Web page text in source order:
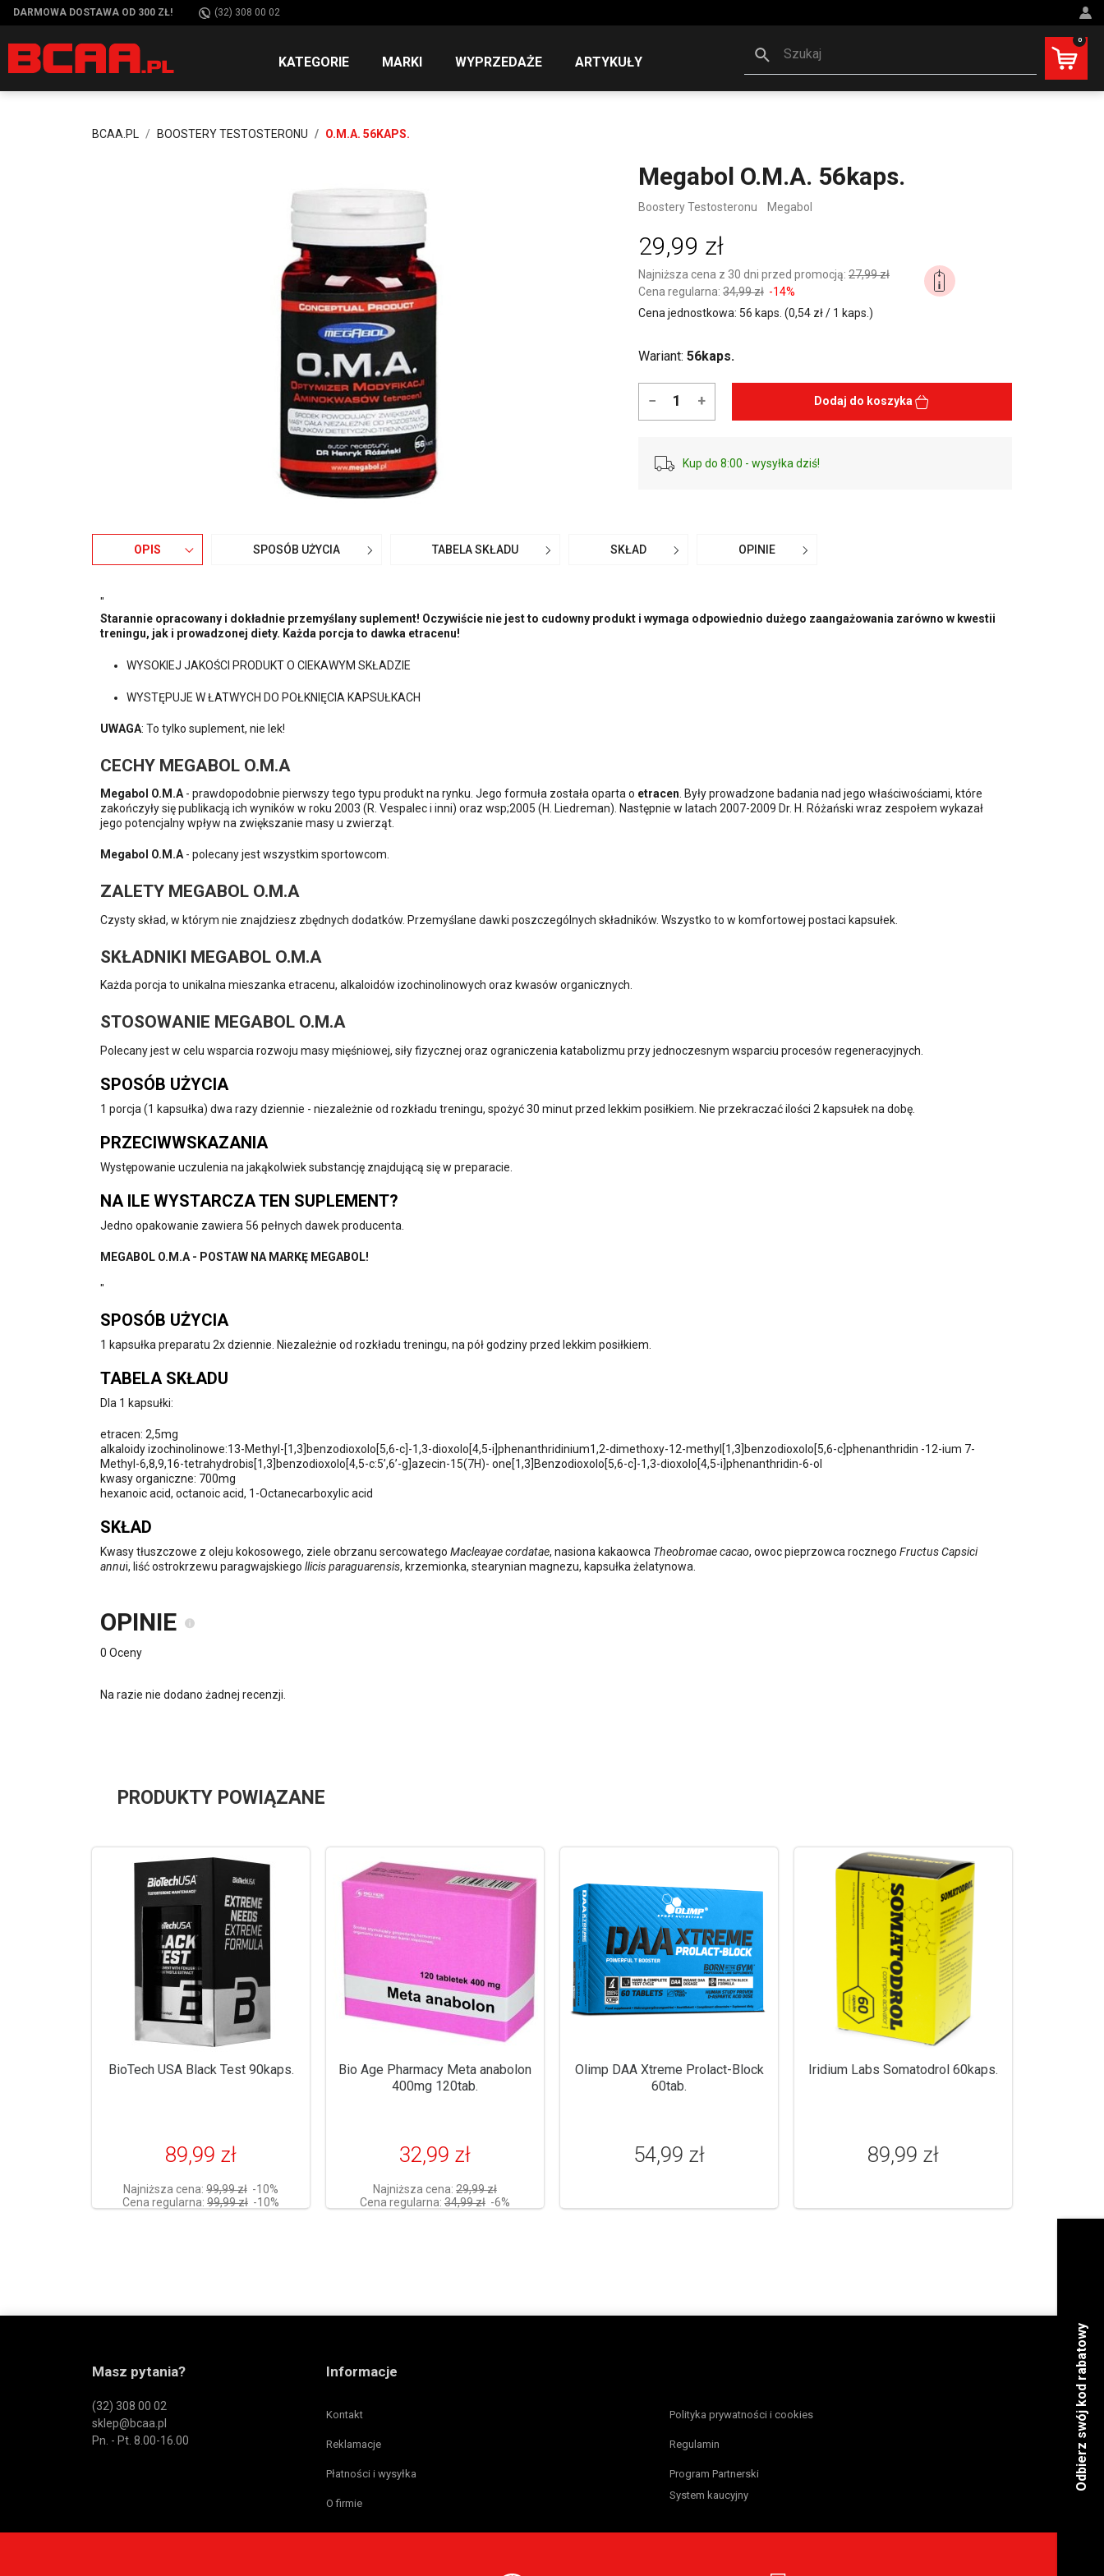
DARMOWA DOSTAWA OD 300 ZŁ! (32) 308 00 02
KATEGORIE MARKI WYPRZEDAŻE ARTYKUŁY
Szukaj
0
BCAA.PL BOOSTERY TESTOSTERONU O.M.A. 56KAPS.
Megabol O.M.A. 56kaps.
Boostery Testosteronu Megabol
29,99 zł
Najniższa cena z 30 dni przed promocją: 27,99 zł
Cena regularna: 34,99 zł -14%
Cena jednostkowa: 56 kaps. (0,54 zł / 1 kaps.)
Wariant: 56kaps.
− + Dodaj do koszyka
Kup do 8:00 - wysyłka dziś!
OPIS SPOSÓB UŻYCIA TABELA SKŁADU SKŁAD OPINIE
"
Starannie opracowany i dokładnie przemyślany suplement! Oczywiście nie jest to cudowny produkt i wymaga odpowiednio dużego zaangażowania zarówno w kwestii
treningu, jak i prowadzonej diety. Każda porcja to dawka etracenu!
WYSOKIEJ JAKOŚCI PRODUKT O CIEKAWYM SKŁADZIE
WYSTĘPUJE W ŁATWYCH DO POŁKNIĘCIA KAPSUŁKACH
UWAGA: To tylko suplement, nie lek!
CECHY MEGABOL O.M.A
Megabol O.M.A- prawdopodobnie pierwszy tego typu produkt na rynku. Jego formuła została oparta o etracen. Były prowadzone badania nad jego właściwościami, które
zakończyły się publikacją ich wyników w roku 2003 (R. Vespalec i inni) oraz wsp;2005 (H. Liedreman). Następnie w latach 2007-2009 Dr. H. Różański wraz zespołem wykazał
jego potencjalny wpływ na zwiększanie masy u zwierząt.
Megabol O.M.A- polecany jest wszystkim sportowcom.
ZALETY MEGABOL O.M.A
Czysty skład, w którym nie znajdziesz zbędnych dodatków. Przemyślane dawki poszczególnych składników. Wszystko to w komfortowej postaci kapsułek.
SKŁADNIKI MEGABOL O.M.A
Każda porcja to unikalna mieszanka etracenu, alkaloidów izochinolinowych oraz kwasów organicznych.
STOSOWANIE MEGABOL O.M.A
Polecany jest w celu wsparcia rozwoju masy mięśniowej, siły fizycznej oraz ograniczenia katabolizmu przy jednoczesnym wsparciu procesów regeneracyjnych.
SPOSÓB UŻYCIA
1 porcja (1 kapsułka) dwa razy dziennie - niezależnie od rozkładu treningu, spożyć 30 minut przed lekkim posiłkiem. Nie przekraczać ilości 2 kapsułek na dobę.
PRZECIWWSKAZANIA
Występowanie uczulenia na jakąkolwiek substancję znajdującą się w preparacie.
NA ILE WYSTARCZA TEN SUPLEMENT?
Jedno opakowanie zawiera 56 pełnych dawek producenta.
MEGABOL O.M.A - POSTAW NA MARKĘ MEGABOL!
"
SPOSÓB UŻYCIA
1 kapsułka preparatu 2x dziennie. Niezależnie od rozkładu treningu, na pół godziny przed lekkim posiłkiem.
TABELA SKŁADU
Dla 1 kapsułki:
etracen: 2,5mg
alkaloidy izochinolinowe:13-Methyl-[1,3]benzodioxolo[5,6-c]-1,3-dioxolo[4,5-i]phenanthridinium1,2-dimethoxy-12-methyl[1,3]benzodioxolo[5,6-c]phenanthridin -12-ium 7-
Methyl-6,8,9,16-tetrahydrobis[1,3]benzodioxolo[4,5-c:5’,6’-g]azecin-15(7H)- one[1,3]Benzodioxolo[5,6-c]-1,3-dioxolo[4,5-i]phenanthridin-6-ol
kwasy organiczne: 700mg
hexanoic acid, octanoic acid, 1-Octanecarboxylic acid
SKŁAD
Kwasy tłuszczowe z oleju kokosowego, ziele obrzanu sercowatego Macleayae cordatae, nasiona kakaowca Theobromae cacao, owoc pieprzowca rocznego Fructus Capsici
annui, liść ostrokrzewu paragwajskiego llicis paraguarensis, krzemionka, stearynian magnezu, kapsułka żelatynowa.
OPINIE
0 Oceny
Na razie nie dodano żadnej recenzji.
PRODUKTY POWIĄZANE
BioTech USA Black Test 90kaps.
89,99 zł
Najniższa cena: 99,99 zł -10%
Cena regularna: 99,99 zł -10%
Bio Age Pharmacy Meta anabolon
400mg 120tab.
32,99 zł
Najniższa cena: 29,99 zł
Cena regularna: 34,99 zł -6%
Olimp DAA Xtreme Prolact-Block
60tab.
54,99 zł
Iridium Labs Somatodrol 60kaps.
89,99 zł
Masz pytania?
(32) 308 00 02
sklep@bcaa.pl
Pn. - Pt. 8.00-16.00
Informacje
Kontakt Polityka prywatności i cookies
Reklamacje Regulamin
Płatności i wysyłka Program Partnerski
O firmie
System kaucyjny